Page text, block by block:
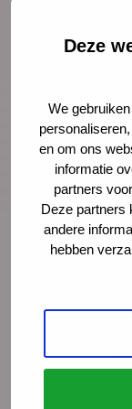
Deze
We
en om ons
informatie
partners
Deze partners
andere
hebben